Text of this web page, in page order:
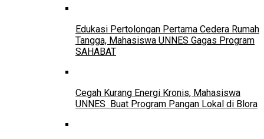
Edukasi Pertolongan Pertama Cedera Rumah
Tangga, Mahasiswa UNNES Gagas Program
SAHABAT
Cegah Kurang Energi Kronis, Mahasiswa
UNNES Buat Program Pangan Lokal di Blora